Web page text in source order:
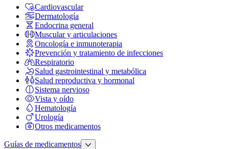
Cardiovascular
Dermatología
Endocrina general
Muscular y articulaciones
Oncología e inmunoterapia
Prevención y tratamiento de infecciones
Respiratorio
Salud gastrointestinal y metabólica
Salud reproductiva y hormonal
Sistema nervioso
Vista y oído
Hematología
Urología
Otros medicamentos
Guías de medicamentos